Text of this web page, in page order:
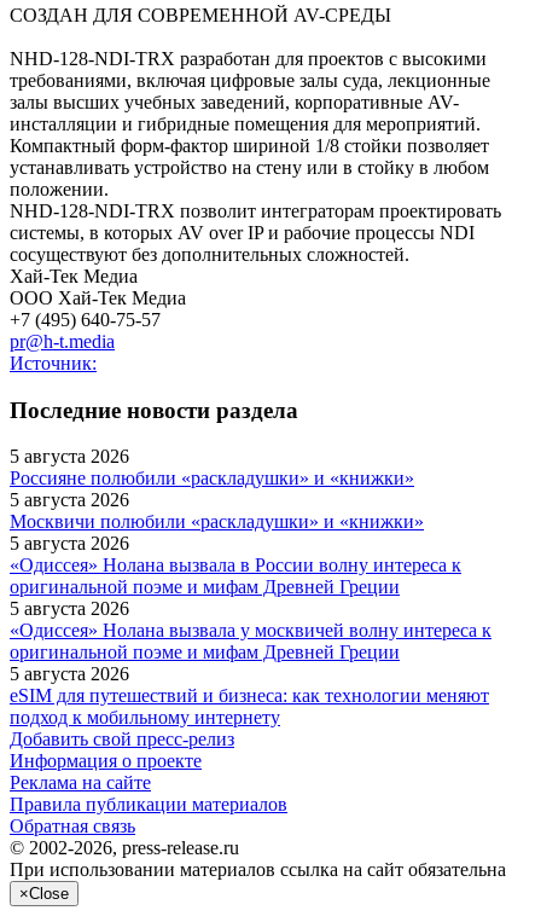
СОЗДАН ДЛЯ СОВРЕМЕННОЙ AV-СРЕДЫ
NHD-128-NDI-TRX разработан для проектов с высокими
требованиями, включая цифровые залы суда, лекционные
залы высших учебных заведений, корпоративные AV-
инсталляции и гибридные помещения для мероприятий.
Компактный форм-фактор шириной 1/8 стойки позволяет
устанавливать устройство на стену или в стойку в любом
положении.
NHD-128-NDI-TRX позволит интеграторам проектировать
системы, в которых AV over IP и рабочие процессы NDI
сосуществуют без дополнительных сложностей.
Хай-Тек Медиа
ООО Хай-Тек Медиа
+7 (495) 640-75-57
pr@h-t.media
Источник:
Последние новости раздела
5 августа 2026
Россияне полюбили «раскладушки» и «книжки»
5 августа 2026
Москвичи полюбили «раскладушки» и «книжки»
5 августа 2026
«Одиссея» Нолана вызвала в России волну интереса к
оригинальной поэме и мифам Древней Греции
5 августа 2026
«Одиссея» Нолана вызвала у москвичей волну интереса к
оригинальной поэме и мифам Древней Греции
5 августа 2026
eSIM для путешествий и бизнеса: как технологии меняют
подход к мобильному интернету
Добавить свой пресс-релиз
Информация о проекте
Реклама на сайте
Правила публикации материалов
Обратная связь
© 2002-2026, press-release.ru
При использовании материалов ссылка на сайт обязательна
×Close